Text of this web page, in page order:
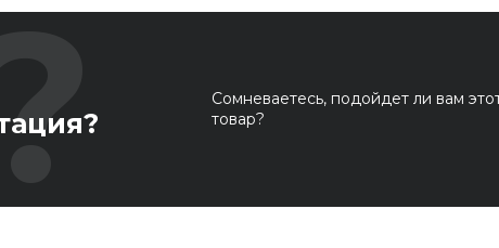
Сомневаетесь, подойдет ли вам
товар?